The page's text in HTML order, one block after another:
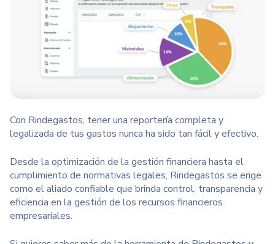
Con Rindegastos, tener una reportería completa y
legalizada de tus gastos nunca ha sido tan fácil y efectivo.
Desde la optimización de la gestión financiera hasta el
cumplimiento de normativas legales, Rindegastos se erige
como el aliado confiable que brinda control, transparencia y
eficiencia en la gestión de los recursos financieros
empresariales.